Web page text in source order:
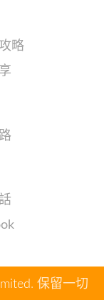
略
. 保留一切